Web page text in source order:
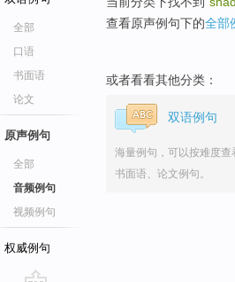
全部
口语
书面语
论文
原声例句
全部
音频例句
视频例句
权威例句
查看原声例句下的全部
或者看看其他分类：
双语例句
海量例句，可以按难度查
书面语、论文例句。